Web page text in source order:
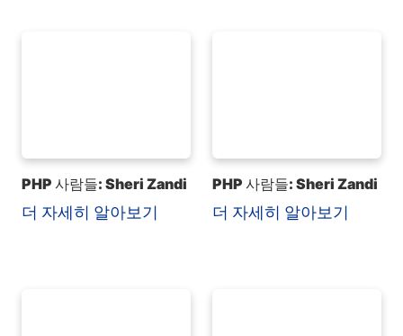
PHP 사람들: Sheri Zandi
더 자세히 알아보기
PHP 사람들: Sheri Zandi
더 자세히 알아보기